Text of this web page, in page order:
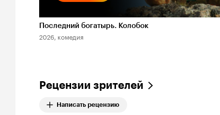
Последний богатырь. Колобок
2026, комедия
Рецензии зрителей
Написать рецензию